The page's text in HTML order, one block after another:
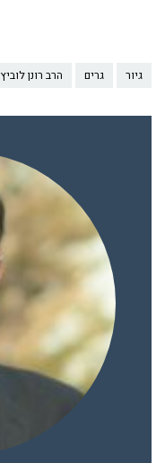
גיור גרים הרב רונן לוביץ